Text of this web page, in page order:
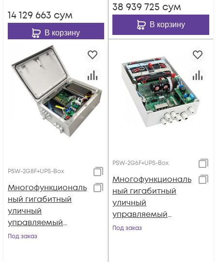
14 129 663 сум
В корзину
38 939 725 сум
В корзину
PSW-2G8F+UPS-Box
Многофункциональ
ный гигабитный
уличный
управляемый
коммутатор TFortis
Под заказ
PSW-2G6F+UPS-Box
Многофункциональ
ный гигабитный
уличный
управляемый
коммутатор TFortis
Под заказ